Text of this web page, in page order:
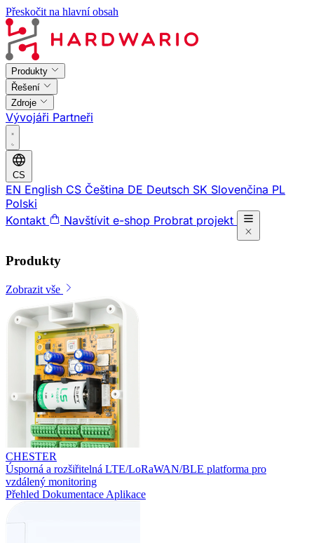
Přeskočit na hlavní obsah
Produkty
Řešení
Zdroje
Vývojáři Partneři
CS
EN English CS Čeština DE Deutsch SK Slovenčina PL
Polski
Kontakt
Navštívit e-shop Probrat projekt
Produkty
Zobrazit vše
CHESTER
Úsporná a rozšiřitelná LTE/LoRaWAN/BLE platforma pro
vzdálený monitoring
Přehled Dokumentace Aplikace